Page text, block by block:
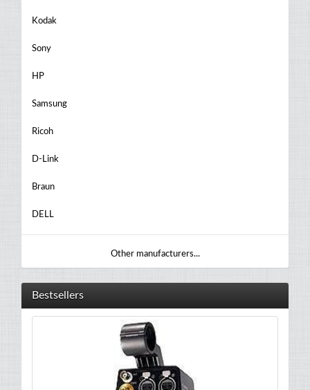
Kodak
Sony
HP
Samsung
Ricoh
D-Link
Braun
DELL
Other manufacturers...
Bestsellers